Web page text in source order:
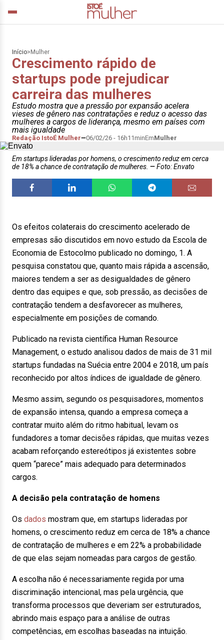
Início> Mulher
Crescimento rápido de
startups pode prejudicar
carreira das mulheres
Estudo mostra que a pressão por expansão acelera
vieses de gênero nas contratações e reduz o acesso das
mulheres a cargos de liderança, mesmo em países com
mais igualdade
Redação IstoÉ Mulher 06/02/26 - 16h11minEmMulher
Em startups lideradas por homens, o crescimento reduz em cerca
de 18% a chance de contratação de mulheres.
Foto: Envato
Os efeitos colaterais do crescimento acelerado de
empresas são discutidos em novo estudo da Escola de
Economia de Estocolmo publicado no domingo, 1. A
pesquisa constatou que, quanto mais rápida a ascensão,
maiores tendem a ser as desigualdades de gênero
dentro das equipes e que, sob pressão, as decisões de
contratação tendem a desfavorecer as mulheres,
especialmente em posições de comando.
Publicado na revista científica Human Resource
Management, o estudo analisou dados de mais de 31 mil
startups fundadas na Suécia entre 2004 e 2018, um país
reconhecido por altos índices de igualdade de gênero.
Mesmo assim, segundo os pesquisadores, momentos
de expansão intensa, quando a empresa começa a
contratar muito além do ritmo habitual, levam os
fundadores a tomar decisões rápidas, que muitas vezes
acabam reforçando estereótipos já existentes sobre
quem “parece” mais adequado para determinados
cargos.
A decisão pela contratação de homens
Os dados mostram que, em startups lideradas por
homens, o crescimento reduz em cerca de 18% a chance
de contratação de mulheres e em 22% a probabilidade
de que elas sejam nomeadas para cargos de gestão.
A escolha não é necessariamente regida por uma
discriminação intencional, mas pela urgência, que
transforma processos que deveriam ser estruturados,
abrindo mais espaço para a análise de outras
competências, em escolhas baseadas na intuição.